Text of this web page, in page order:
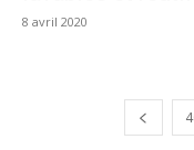
8 avril 2020